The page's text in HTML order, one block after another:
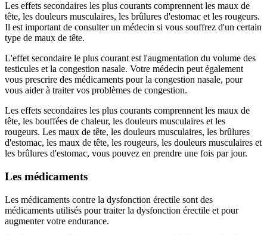
Les effets secondaires les plus courants comprennent les maux de
tête, les douleurs musculaires, les brûlures d'estomac et les rougeurs.
Il est important de consulter un médecin si vous souffrez d'un certain
type de maux de tête.
L'effet secondaire le plus courant est l'augmentation du volume des
testicules et la congestion nasale. Votre médecin peut également
vous prescrire des médicaments pour la congestion nasale, pour
vous aider à traiter vos problèmes de congestion.
Les effets secondaires les plus courants comprennent les maux de
tête, les bouffées de chaleur, les douleurs musculaires et les
rougeurs. Les maux de tête, les douleurs musculaires, les brûlures
d'estomac, les maux de tête, les rougeurs, les douleurs musculaires et
les brûlures d'estomac, vous pouvez en prendre une fois par jour.
Les médicaments
Les médicaments contre la dysfonction érectile sont des
médicaments utilisés pour traiter la dysfonction érectile et pour
augmenter votre endurance.